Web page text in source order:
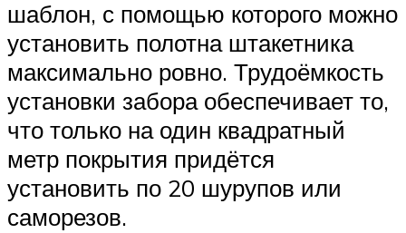
шаблон, с помощью которого можно
установить полотна штакетника
максимально ровно. Трудоёмкость
установки забора обеспечивает то,
что только на один квадратный
метр покрытия придётся
установить по 20 шурупов или
саморезов.